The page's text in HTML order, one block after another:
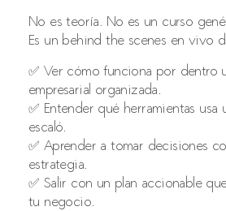
No es teoría. No es un curso
Es un behind the scenes en vivo
✅ Ver cómo funciona por dentro
empresarial organizada.
✅ Entender qué herramientas usa
escaló.
✅ Aprender a tomar decisiones
estrategia.
✅ Salir con un plan accionable
tu negocio.